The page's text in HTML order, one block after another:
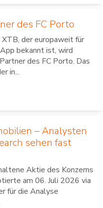
des FC Porto
der europaweit für
bekannt ist, wird
des FC Porto. Das
in...
– Analysten
sehen fast
Aktie des Konzerns
am 06. Juli 2026 via
für die Analyse